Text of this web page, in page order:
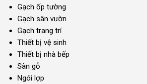
Gạch ốp tường
Gạch sân vườn
Gạch trang trí
Thiết bị vệ sinh
Thiết bị nhà bếp
Sàn gỗ
Ngói lợp